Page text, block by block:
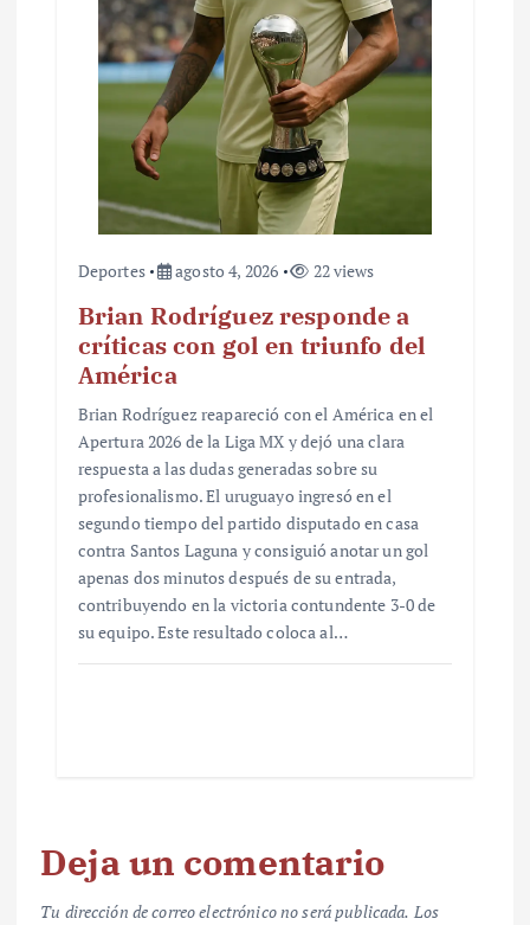
Deportes agosto 4, 2026 22 views
Brian Rodríguez responde a
críticas con gol en triunfo del
América
Brian Rodríguez reapareció con el América en el
Apertura 2026 de la Liga MX y dejó una clara
respuesta a las dudas generadas sobre su
profesionalismo. El uruguayo ingresó en el
segundo tiempo del partido disputado en casa
contra Santos Laguna y consiguió anotar un gol
apenas dos minutos después de su entrada,
contribuyendo en la victoria contundente 3-0 de
su equipo. Este resultado coloca al…
Deja un comentario
Tu dirección de correo electrónico no será publicada. Los